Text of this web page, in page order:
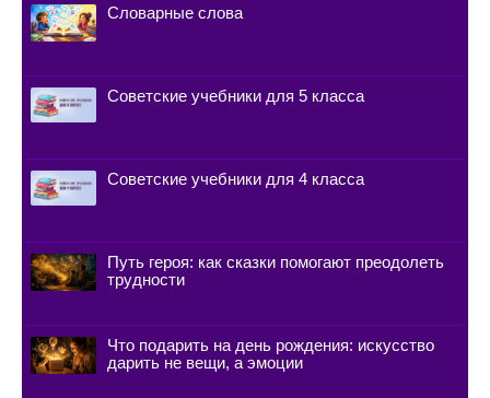
Словарные слова
Советские учебники для 5 класса
Советские учебники для 4 класса
Путь героя: как сказки помогают преодолеть
трудности
Что подарить на день рождения: искусство
дарить не вещи, а эмоции